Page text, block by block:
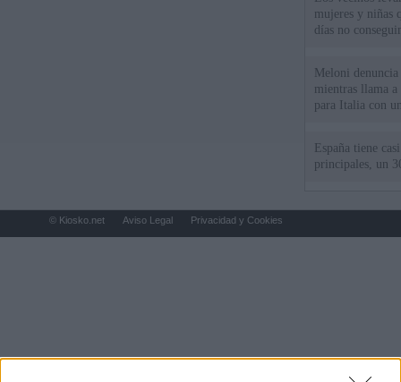
mujeres y niñas
días no
Meloni
mientras llama
para Italia con
España tiene
principales, un
© Kiosko.net Aviso Legal Privacidad y Cookies